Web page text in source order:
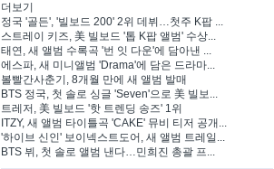
더보기
정국 '골든', '빌보드 200' 2위 데뷔…첫주 K팝 ...
스트레이 키즈, 美 빌보드 '톱 K팝 앨범' 수상...
태연, 새 앨범 수록곡 '번 잇 다운'에 담아낸 ...
에스파, 새 미니앨범 'Drama'에 담은 드라마...
볼빨간사춘기, 8개월 만에 새 앨범 발매
BTS 정국, 첫 솔로 싱글 'Seven'으로 美 빌보...
트레저, 美 빌보드 '핫 트렌딩 송즈' 1위
ITZY, 새 앨범 타이틀곡 'CAKE' 뮤비 티저 공개...
'하이브 신인' 보이넥스트도어, 새 앨범 트레일...
BTS 뷔, 첫 솔로 앨범 낸다…민희진 총괄 프...